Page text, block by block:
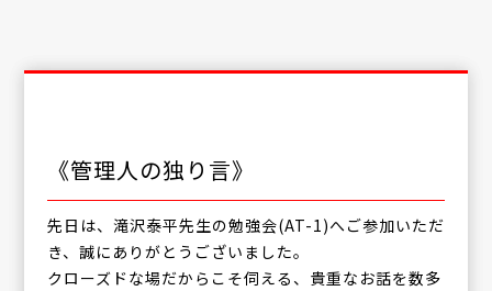
《管理人の独り言》
先日は、滝沢泰平先生の勉強会(AT-1)へご参加いただ
き、誠にありがとうございました。
クローズドな場だからこそ伺える、貴重なお話を数多